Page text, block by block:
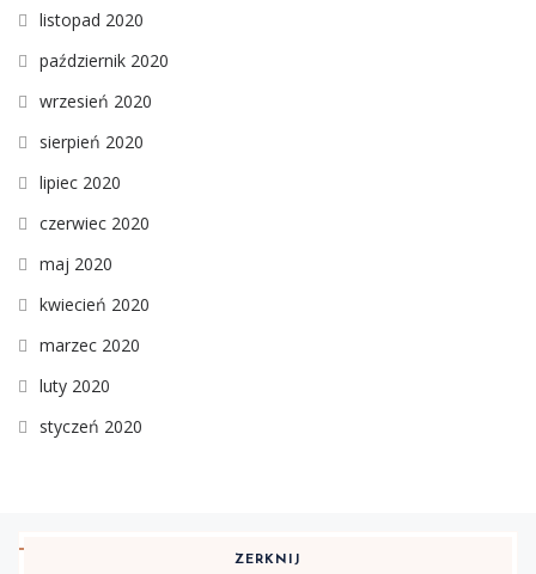
listopad 2020
październik 2020
wrzesień 2020
sierpień 2020
lipiec 2020
czerwiec 2020
maj 2020
kwiecień 2020
marzec 2020
luty 2020
styczeń 2020
ZERKNIJ